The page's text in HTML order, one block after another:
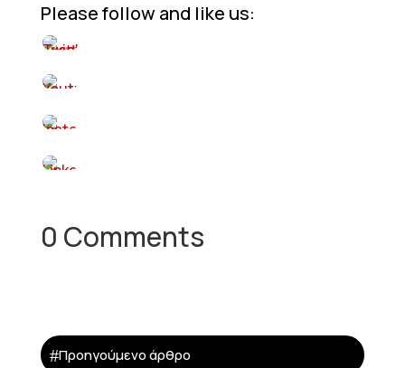
Please follow and like us:
0 Comments
#Προηγούμενο άρθρο